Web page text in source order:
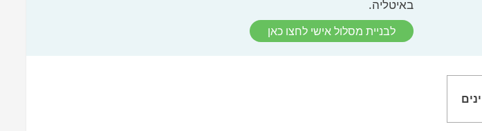
באיטליה.
לבניית מסלול אישי לחצו כאן